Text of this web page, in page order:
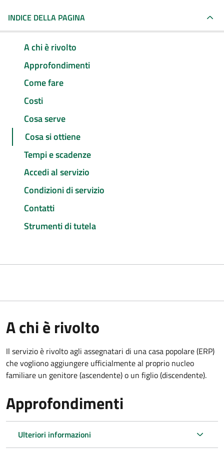
INDICE DELLA PAGINA
A chi è rivolto
Approfondimenti
Come fare
Costi
Cosa serve
Cosa si ottiene
Tempi e scadenze
Accedi al servizio
Condizioni di servizio
Contatti
Strumenti di tutela
A chi è rivolto
Il servizio è rivolto agli assegnatari di una casa popolare (ERP)
che vogliono aggiungere ufficialmente al proprio nucleo
familiare un genitore (ascendente) o un figlio (discendente).
Approfondimenti
Ulteriori informazioni